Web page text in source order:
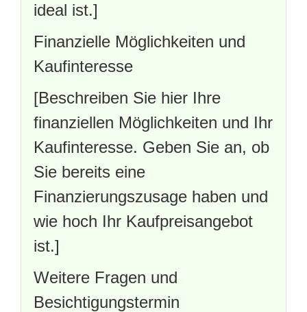
ideal ist.]
Finanzielle Möglichkeiten und
Kaufinteresse
[Beschreiben Sie hier Ihre
finanziellen Möglichkeiten und Ihr
Kaufinteresse. Geben Sie an, ob
Sie bereits eine
Finanzierungszusage haben und
wie hoch Ihr Kaufpreisangebot
ist.]
Weitere Fragen und
Besichtigungstermin